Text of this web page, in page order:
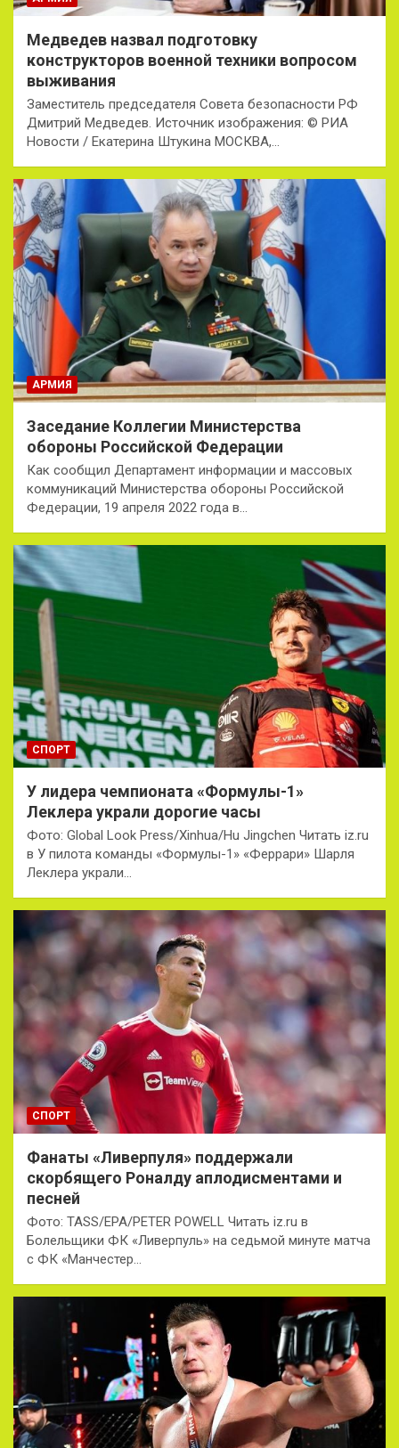
Медведев назвал подготовку
конструкторов военной техники вопросом
выживания
Заместитель председателя Совета безопасности РФ
Дмитрий Медведев. Источник изображения: © РИА
Новости / Екатерина Штукина МОСКВА,…
АРМИЯ
Заседание Коллегии Министерства
обороны Российской Федерации
Как сообщил Департамент информации и массовых
коммуникаций Министерства обороны Российской
Федерации, 19 апреля 2022 года в…
СПОРТ
У лидера чемпионата «Формулы-1»
Леклера украли дорогие часы
Фото: Global Look Press/Xinhua/Hu Jingchen Читать iz.ru
в У пилота команды «Формулы-1» «Феррари» Шарля
Леклера украли…
СПОРТ
Фанаты «Ливерпуля» поддержали
скорбящего Роналду аплодисментами и
песней
Фото: TASS/EPA/PETER POWELL Читать iz.ru в
Болельщики ФК «Ливерпуль» на седьмой минуте матча
с ФК «Манчестер…